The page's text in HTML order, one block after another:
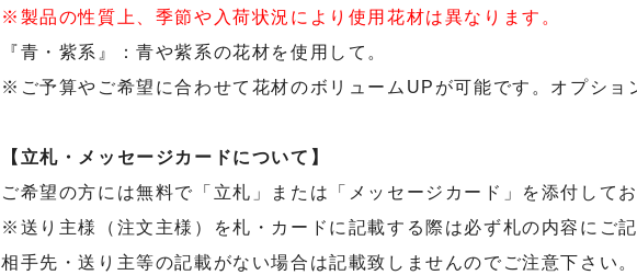
※製品の性質上、季節や入荷状況により使用花材は異なります。
『青・紫系』：青や紫系の花材を使用して。
※ご予算やご希望に合わせて花材のボリュームUPが可能です。オプショ
【立札・メッセージカードについて】
ご希望の方には無料で「立札」または「メッセージカード」を添付してお
※送り主様（注文主様）を札・カードに記載する際は必ず札の内容にご記
相手先・送り主等の記載がない場合は記載致しませんのでご注意下さい。